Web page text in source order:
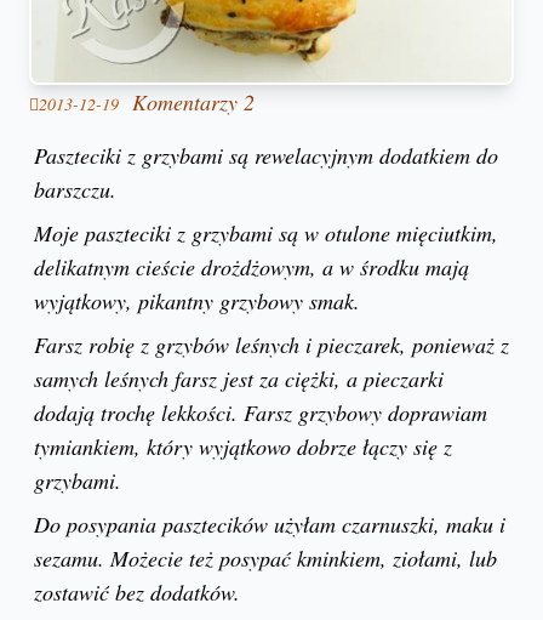
2013-12-19 Komentarzy 2
Paszteciki z grzybami są rewelacyjnym dodatkiem do
barszczu.
Moje paszteciki z grzybami są w otulone mięciutkim,
delikatnym cieście drożdżowym, a w środku mają
wyjątkowy, pikantny grzybowy smak.
Farsz robię z grzybów leśnych i pieczarek, ponieważ z
samych leśnych farsz jest za ciężki, a pieczarki
dodają trochę lekkości. Farsz grzybowy doprawiam
tymiankiem, który wyjątkowo dobrze łączy się z
grzybami.
Do posypania pasztecików użyłam czarnuszki, maku i
sezamu. Możecie też posypać kminkiem, ziołami, lub
zostawić bez dodatków.